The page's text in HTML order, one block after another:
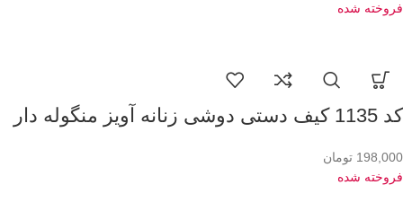
فروخته شده
کد 1135 کیف دستی دوشی زنانه آویز منگوله دار
198,000 تومان
فروخته شده